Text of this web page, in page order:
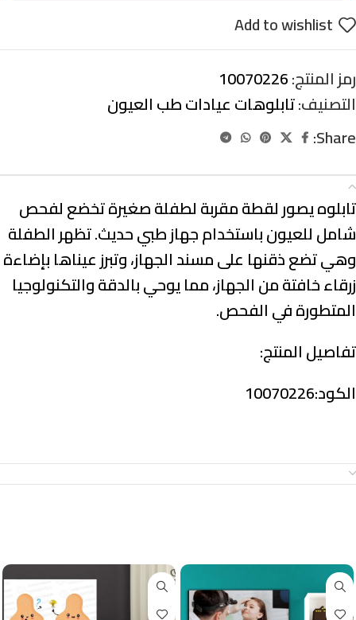
Add to wishlist
رمز المنتج:10070226
التصنيف:تابلوهات عيادات طب العيون
Share:
تابلوه يصور لقطة مقربة لطفلة صغيرة تخضع لفحص
شامل للعيون باستخدام جهاز طبي حديث. تظهر الطفلة
وهي تضع ذقنها على مسند الجهاز، وتبرز عيناها بإضاءة
زرقاء خافتة من الجهاز، مما يوحي بالدقة والتكنولوجيا
المتطورة في الفحص.
تفاصيل المنتج:
الكود:10070226